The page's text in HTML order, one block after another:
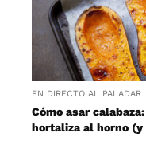
EN DIRECTO AL PALADAR
Cómo asar
hortaliza al horno (y